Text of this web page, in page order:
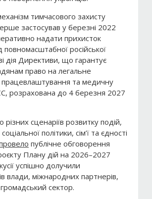
тимчасового захисту
застосував у березні 2022
надати прихисток
повномасштабної російської
дія Директиви, що гарантує
право на легальне
та медичну
розрахована до 4 березня 2027
сценаріїв розвитку подій,
політики, сім’ї та єдності
публічне обговорення
Плану дій на 2026–2027
успішно долучили
влади, міжнародних партнерів,
сектор.